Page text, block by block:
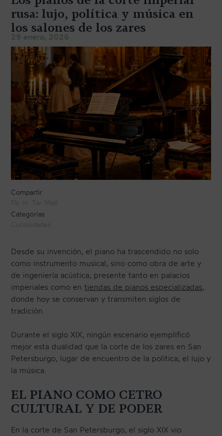
TRANSPORTE Y ALMACENAJE
MANTENIMIENTO Y TASACIÓN
SISTEMA SILENT
RESTAURACIÓN
NOSOTROS
HISTORIA
EQUIPO
MEDIOS
CONTACTO
NEWSLETTER
rusa: lujo, política y música en
los salones de los zares
29 enero, 2026
Compartir
Fb
In Tw
Mail
Categorías
Curiosidades
Desde su invención, el piano ha trascendido no solo
como instrumento musical, sino como obra de arte y
de ingeniería acústica, presente tanto en palacios
imperiales como entiendas de pianos especializadas,
donde hoy se conservan y transmiten siglos de
tradición.
Durante el siglo XIX, ningún escenario ejemplificó
mejor esta dualidad que la corte de los zares en San
Petersburgo, lugar de encuentro de la política, el lujo y
la música.
EL PIANO COMO CETRO
CULTURAL Y DE PODER
En la corte de San Petersburgo, el siglo XIX vio